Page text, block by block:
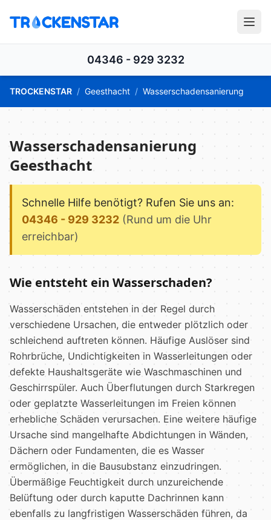
04346 - 929 3232
TROCKENSTAR / Geesthacht / Wasserschadensanierung
Wasserschadensanierung
Geesthacht
Schnelle Hilfe benötigt? Rufen Sie uns an:
04346 - 929 3232 (Rund um die Uhr
erreichbar)
Wie entsteht ein Wasserschaden?
Wasserschäden entstehen in der Regel durch
verschiedene Ursachen, die entweder plötzlich oder
schleichend auftreten können. Häufige Auslöser sind
Rohrbrüche, Undichtigkeiten in Wasserleitungen oder
defekte Haushaltsgeräte wie Waschmaschinen und
Geschirrspüler. Auch Überflutungen durch Starkregen
oder geplatzte Wasserleitungen im Freien können
erhebliche Schäden verursachen. Eine weitere häufige
Ursache sind mangelhafte Abdichtungen in Wänden,
Dächern oder Fundamenten, die es Wasser
ermöglichen, in die Bausubstanz einzudringen.
Übermäßige Feuchtigkeit durch unzureichende
Belüftung oder durch kaputte Dachrinnen kann
ebenfalls zu langfristigen Wasserschäden führen, da